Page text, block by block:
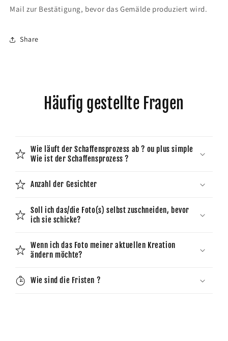
Mail zur Bestätigung, bevor das Gemälde produziert wird.
Share
Häufig gestellte Fragen
Wie läuft der Schaffensprozess ab ? ou plus simple
Wie ist der Schaffensprozess ?
Anzahl der Gesichter
Soll ich das/die Foto(s) selbst zuschneiden, bevor
ich sie schicke?
Wenn ich das Foto meiner aktuellen Kreation
ändern möchte?
Wie sind die Fristen ?